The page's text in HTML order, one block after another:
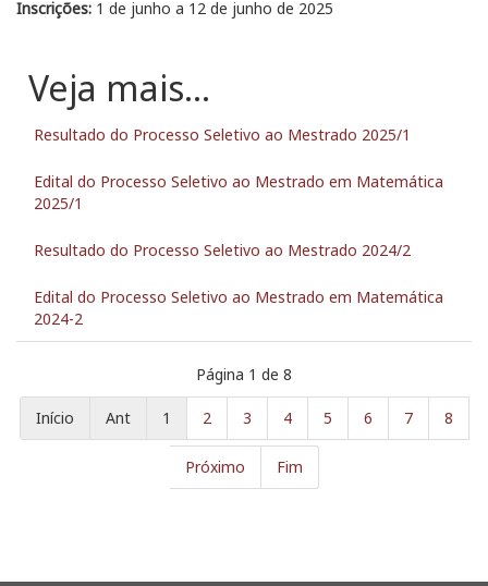
Inscrições: 1 de junho a 12 de junho de 2025
Resultado do Processo Seletivo ao Mestrado 2025/1
Edital do Processo Seletivo ao Mestrado em Matemática
2025/1
Resultado do Processo Seletivo ao Mestrado 2024/2
Edital do Processo Seletivo ao Mestrado em Matemática
2024-2
Página 1 de 8
Início Ant 1 2 3 4 5 6 7 8
Próximo Fim